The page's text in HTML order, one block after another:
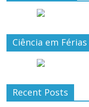
Ciência em Férias
Recent Posts